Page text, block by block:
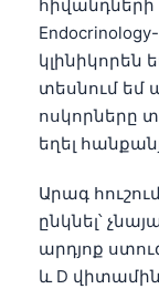
հիվանդների
կլինիկորեն
տեսնում եմ
ոսկորները
եղել
Արագ
ընկնել՝
արդյոք
և D